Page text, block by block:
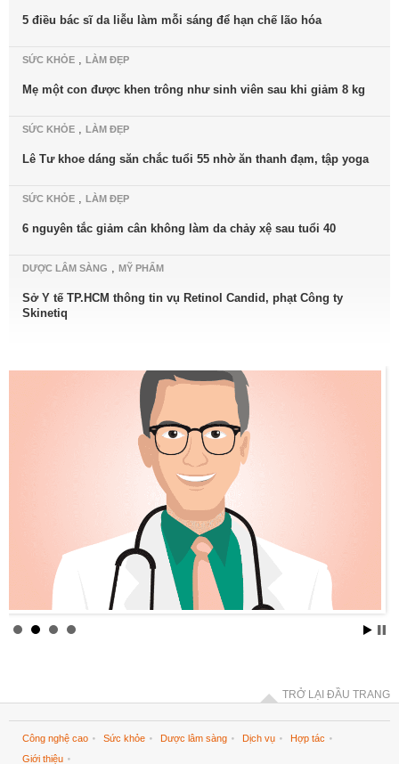
5 điều bác sĩ da liễu làm mỗi sáng để hạn chế lão hóa
SỨC KHỎE , LÀM ĐẸP
Mẹ một con được khen trông như sinh viên sau khi giảm 8 kg
SỨC KHỎE , LÀM ĐẸP
Lê Tư khoe dáng săn chắc tuổi 55 nhờ ăn thanh đạm, tập yoga
SỨC KHỎE , LÀM ĐẸP
6 nguyên tắc giảm cân không làm da chảy xệ sau tuổi 40
DƯỢC LÂM SÀNG , MỸ PHẨM
Sở Y tế TP.HCM thông tin vụ Retinol Candid, phạt Công ty
Skinetiq
TRỞ LẠI ĐẦU TRANG
Công nghệ cao Sức khỏe Dược lâm sàng Dịch vụ
Hợp tác
Giới thiệu